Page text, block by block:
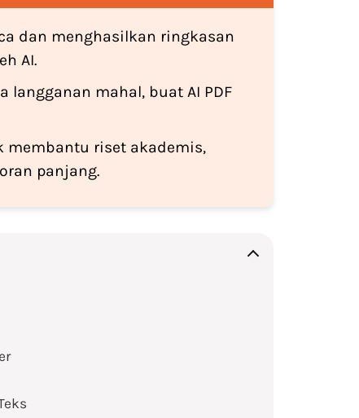
dan menghasilkan ringkasan
AI.
langganan mahal, buat AI PDF
membantu riset akademis,
panjang.